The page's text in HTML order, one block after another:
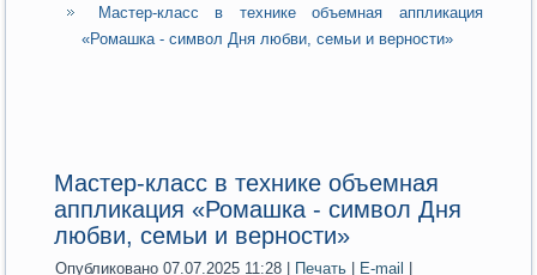
Мастер-класс в технике объемная аппликация
«Ромашка - символ Дня любви, семьи и верности»
Мастер-класс в технике объемная
аппликация «Ромашка - символ Дня
любви, семьи и верности»
Опубликовано 07.07.2025 11:28 Печать E-mail